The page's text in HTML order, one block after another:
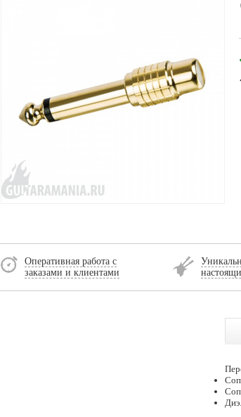
Оперативная работа с
заказами и клиентами